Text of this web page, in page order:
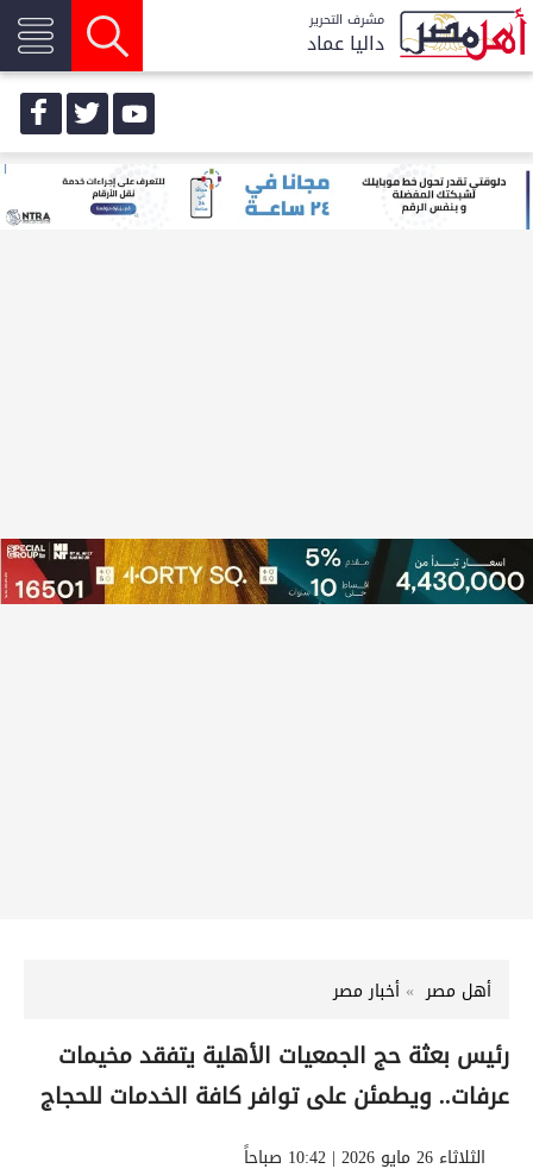
مشرف التحرير
داليا عماد
أهل مصر أخبار مصر
رئيس بعثة حج الجمعيات الأهلية يتفقد مخيمات
عرفات.. ويطمئن على توافر كافة الخدمات للحجاج
الثلاثاء 26 مايو 2026 | 10:42 صباحاً